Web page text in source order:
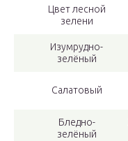
Цвет лесной
зелени
Изумрудно-
зелёный
Салатовый
Бледно-
зелёный